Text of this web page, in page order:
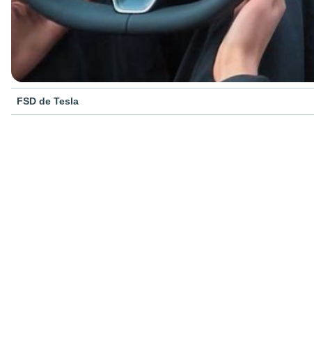
FSD de Tesla